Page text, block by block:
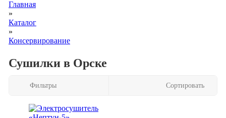
Главная
»
Каталог
»
Консервирование
Сушилки в Орске
Фильтры Сортировать